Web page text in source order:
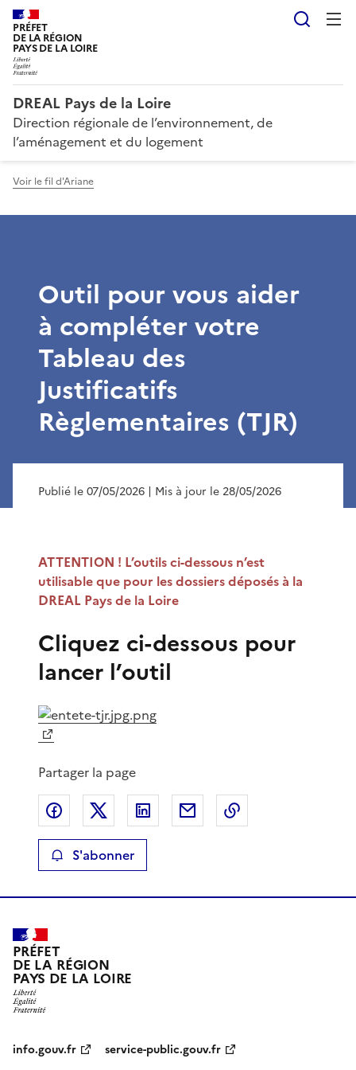
PRÉFET
DE LA RÉGION
PAYS DE LA LOIRE
DREAL Pays de la Loire
Direction régionale de l’environnement, de
l’aménagement et du logement
Voir le fil d'Ariane
Outil pour vous aider
à compléter votre
Tableau des
Justificatifs
Règlementaires (TJR)
Publié le 07/05/2026 | Mis à jour le 28/05/2026
ATTENTION ! L’outils ci-dessous n’est
utilisable que pour les dossiers déposés à la
DREAL Pays de la Loire
Cliquez ci-dessous pour
lancer l’outil
Partager la page
Partager sur Facebook
Partager sur XPartager sur LinkedIn
Partager par email
S'abonner
PRÉFET
DE LA RÉGION
PAYS DE LA LOIRE
info.gouv.fr service-public.gouv.fr